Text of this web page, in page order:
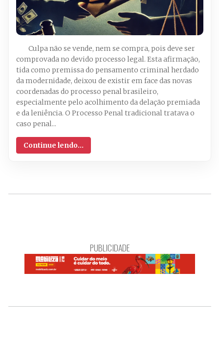
Culpa não se vende, nem se compra, pois deve ser
comprovada no devido processo legal. Esta afirmação,
tida como premissa do pensamento criminal herdado
da modernidade, deixou de existir em face das novas
coordenadas do processo penal brasileiro,
especialmente pelo acolhimento da delação premiada
e da leniência. O Processo Penal tradicional tratava o
caso penal...
Continue lendo...
PUBLICIDADE